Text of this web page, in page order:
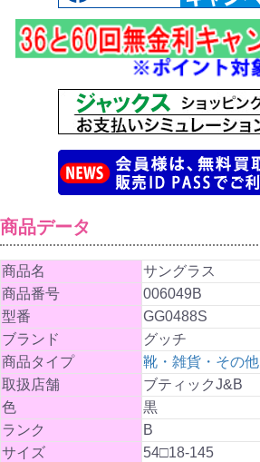
商品データ
商品名
サングラス
商品番号
006049B
型番
GG0488S
ブランド
グッチ
商品タイプ
靴・雑貨・その他
取扱店舗
ブティックJ&B
色
黒
ランク
B
サイズ
54□18-145